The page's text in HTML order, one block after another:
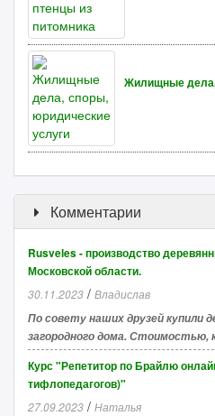
Жилищные
Комментарии
Rusveles - производство
Московской области.
30.11.2023 / Владислав
По совету наших друзей купили
загородного дома. Стоимостью,
Курс "Репетитор по Брайлю
тифлопедагогов)"
27.09.2023 / Наталья